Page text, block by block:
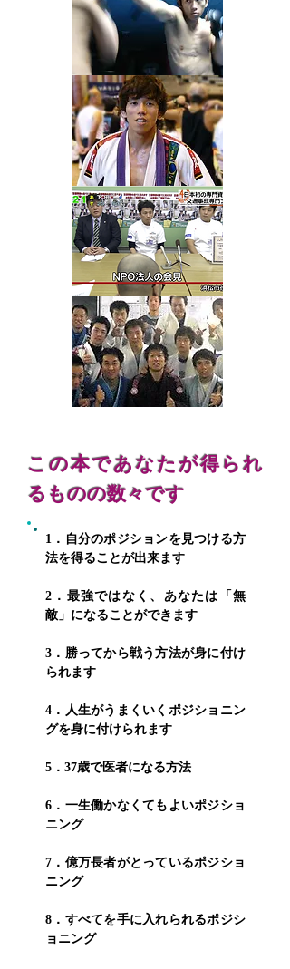
この本であなたが得られ
るものの数々です
1．自分のポジションを見つける方
法を得ることが出来ます
2．最強ではなく、あなたは「無
敵」になることができます
3．勝ってから戦う方法が身に付け
られます
4．人生がうまくいくポジショニン
グを身に付けられます
5．37歳で医者になる方法
6．一生働かなくてもよいポジショ
ニング
7．億万長者がとっているポジショ
ニング
8．すべてを手に入れられるポジシ
ョニング